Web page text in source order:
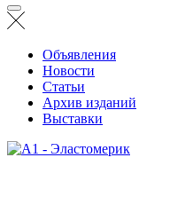
Объявления
Новости
Статьи
Архив изданий
Выставки